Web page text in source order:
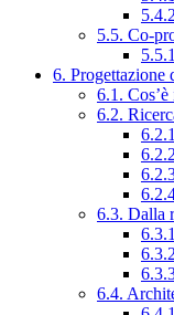
5.5. Co-
6. Progettazione
6.1.
6.2.
6.3. Dalla
6.4.